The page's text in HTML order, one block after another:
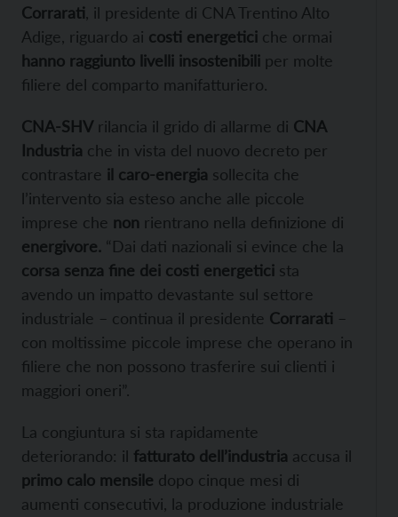
Corrarati , il presidente di CNA Trentino Alto
Adige, riguardo ai costi energetici che ormai
hanno raggiunto livelli insostenibili per molte
filiere del comparto manifatturiero.
CNA-SHV rilancia il grido di allarme di CNA
Industria che in vista del nuovo decreto per
contrastare il caro-energia sollecita che
l’intervento sia esteso anche alle piccole
imprese che non rientrano nella definizione di
energivore. “Dai dati nazionali si evince che la
corsa senza fine dei costi energetici sta
avendo un impatto devastante sul settore
industriale – continua il presidente Corrarati –
con moltissime piccole imprese che operano in
filiere che non possono trasferire sui clienti i
maggiori oneri”.
La congiuntura si sta rapidamente
deteriorando: il fatturato dell’industria accusa il
primo calo mensile dopo cinque mesi di
aumenti consecutivi, la produzione industriale